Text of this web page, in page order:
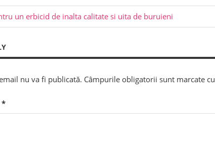
un erbicid de inalta calitate si uita de buruieni
nu va fi publicată. Câmpurile obligatorii sunt marcate cu
*